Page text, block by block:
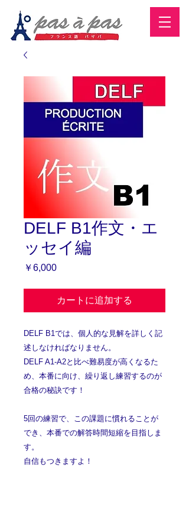
DELF B1作文・エ
ッセイ編
￥6,000価
カートに追加する
DELF B1では、個人的な見解を詳しく記
述しなければなりません。
DELF A1-A2と比べ難易度が高くなるた
め、本番に向け、繰り返し練習するのが
合格の秘訣です！
5回の練習で、この課題に慣れることが
でき、本番での解答時間短縮を目指しま
す。
自信もつきますよ！